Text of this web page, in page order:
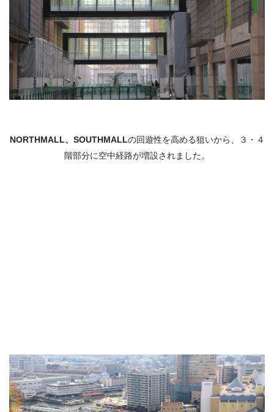
NORTHMALL、 SOUTHMALLの回遊性を高める狙いから、３・４
階部分に空中経路が増設されました。